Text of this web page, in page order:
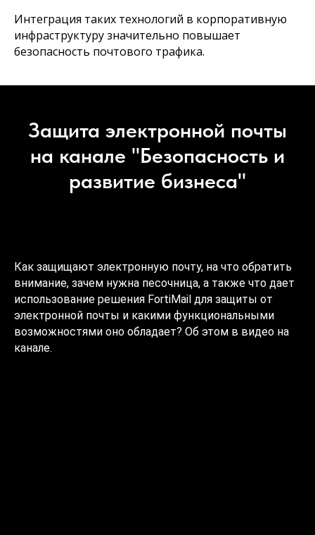
Интеграция таких технологий в корпоративную
инфраструктуру значительно повышает
безопасность почтового трафика.
Защита электронной почты
на канале "Безопасность и
развитие бизнеса"
Как защищают электронную почту, на что обратить
внимание, зачем нужна песочница, а также что дает
использование решения FortiMail для защиты от
электронной почты и какими функциональными
возможностями оно обладает? Об этом в видео на
канале.